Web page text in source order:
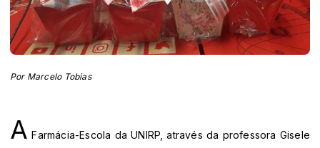
Por Marcelo Tobias
A Farmácia-Escola da UNIRP, através da professora Gisele